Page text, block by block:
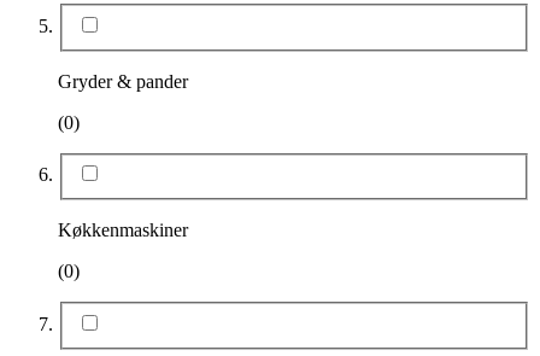
Gryder & pander
(0)
Køkkenmaskiner
(0)